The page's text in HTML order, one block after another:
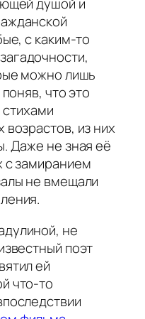
с каким-то
можно лишь
что это
возрастов, из них
Даже не зная её
с замиранием
не вмещали
не
поэт
ей
что-то